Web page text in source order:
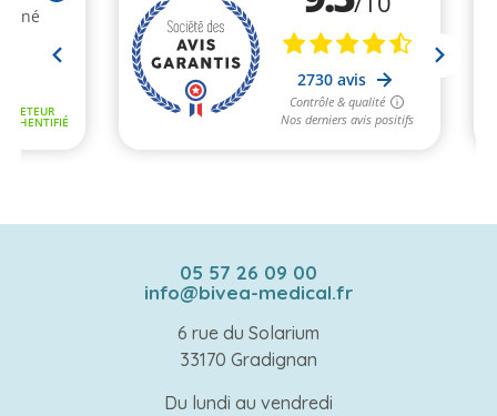
05 57 26 09 00
info@bivea-medical.fr
6 rue du Solarium
33170 Gradignan
Du lundi au vendredi